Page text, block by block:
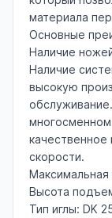
материала
Основные
Наличие
Наличие
высокую
скорости.
Высота
Тип иглы: DK